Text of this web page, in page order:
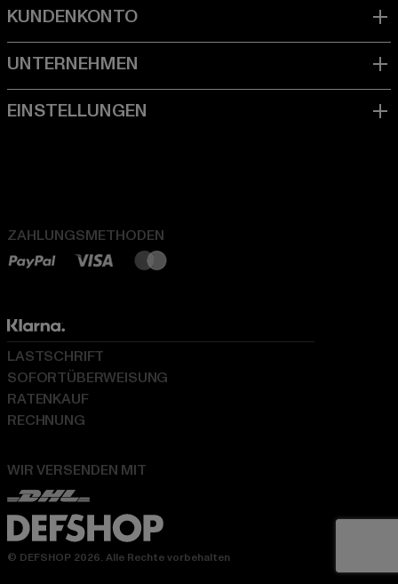
ZAHLUNGSMETHODEN
WIR VERSENDEN MIT
LASTSCHRIFT
SOFORTÜBERWEISUNG
RATENKAUF
RECHNUNG
© DEFSHOP 2026. Alle Rechte vorbehalten